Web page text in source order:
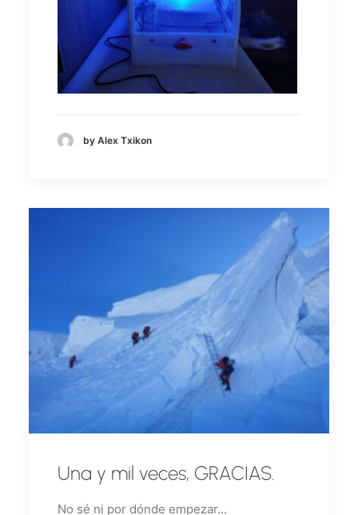
by Alex Txikon
Una y mil veces, GRACIAS.
No sé ni por dónde empezar…